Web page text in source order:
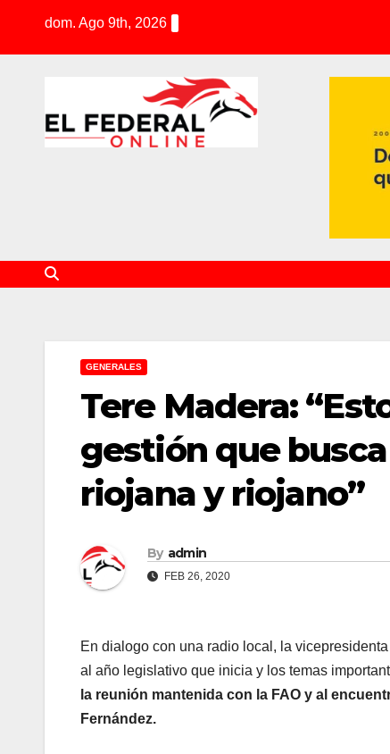
dom. Ago 9th, 2026
GENERALES
Tere Madera:
gestión que
riojana y riojano”
By admin
FEB 26, 2020
En dialogo con una radio local, la
al año legislativo que inicia y los temas
la reunión mantenida con la FAO y al
Fernández.